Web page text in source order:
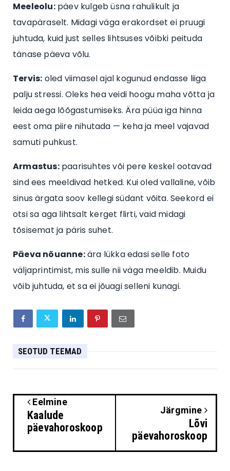
Meeleolu:päev kulgeb üsna rahulikult ja
tavapäraselt. Midagi väga erakordset ei pruugi
juhtuda, kuid just selles lihtsuses võibki peituda
tänase päeva võlu.
Tervis: oled viimasel ajal kogunud endasse liiga
palju stressi. Oleks hea veidi hoogu maha võtta ja
leida aega lõõgastumiseks. Ära püüa iga hinna
eest oma piire nihutada — keha ja meel vajavad
samuti puhkust.
Armastus:paarisuhtes või pere keskel ootavad
sind ees meeldivad hetked. Kui oled vallaline, võib
sinus ärgata soov kellegi südant võita. Seekord ei
otsi sa aga lihtsalt kerget flirti, vaid midagi
tõsisemat ja päris suhet.
Päeva nõuanne:ära lükka edasi selle foto
väljaprintimist, mis sulle nii väga meeldib. Muidu
võib juhtuda, et sa ei jõuagi selleni kunagi.
SEOTUD TEEMAD
Eelmine
Kaalude
päevahoroskoop
Järgmine
Lõvi
päevahoroskoop